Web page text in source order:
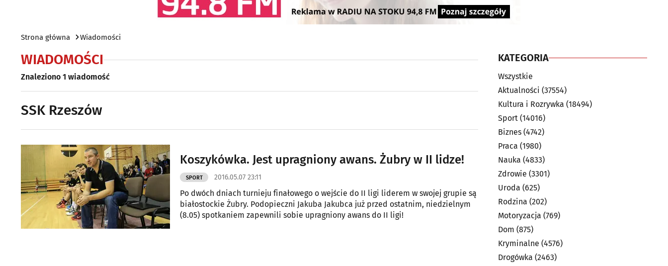
Strona główna Wiadomości
WIADOMOŚCI
Znaleziono 1 wiadomość
SSK Rzeszów
Koszykówka. Jest upragniony awans. Żubry w II lidze!
SPORT 2016.05.07 23:11
Po dwóch dniach turnieju finałowego o wejście do II ligi liderem w swojej grupie są
białostockie Żubry. Podopieczni Jakuba Jakubca już przed ostatnim, niedzielnym
(8.05) spotkaniem zapewnili sobie upragniony awans do II ligi!
KATEGORIA
Wszystkie
Aktualności (37554)
Kultura i Rozrywka (18494)
Sport (14016)
Biznes (4742)
Praca (1980)
Nauka (4833)
Zdrowie (3301)
Uroda (625)
Rodzina (202)
Motoryzacja (769)
Dom (875)
Kryminalne (4576)
Drogówka (2463)